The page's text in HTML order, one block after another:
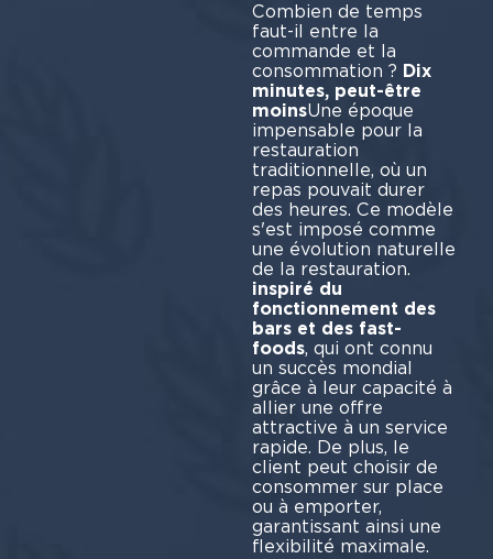
Combien de temps
faut-il entre la
commande et la
consommation ? Dix
minutes, peut-être
moinsUne époque
impensable pour la
restauration
traditionnelle, où un
repas pouvait durer
des heures. Ce modèle
s'est imposé comme
une évolution naturelle
de la restauration.
inspiré du
fonctionnement des
bars et des fast-
foods, qui ont connu
un succès mondial
grâce à leur capacité à
allier une offre
attractive à un service
rapide. De plus, le
client peut choisir de
consommer sur place
ou à emporter,
garantissant ainsi une
flexibilité maximale.